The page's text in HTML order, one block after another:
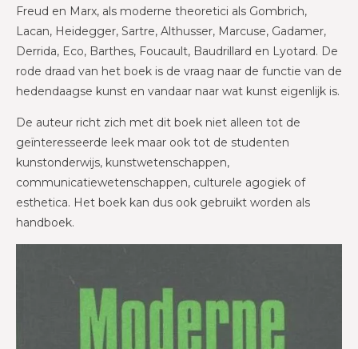
Freud en Marx, als moderne theoretici als Gombrich,
Lacan, Heidegger, Sartre, Althusser, Marcuse, Gadamer,
Derrida, Eco, Barthes, Foucault, Baudrillard en Lyotard. De
rode draad van het boek is de vraag naar de functie van de
hedendaagse kunst en vandaar naar wat kunst eigenlijk is.
De auteur richt zich met dit boek niet alleen tot de
geïnteresseerde leek maar ook tot de studenten
kunstonderwijs, kunstwetenschappen,
communicatiewetenschappen, culturele agogiek of
esthetica. Het boek kan dus ook gebruikt worden als
handboek.